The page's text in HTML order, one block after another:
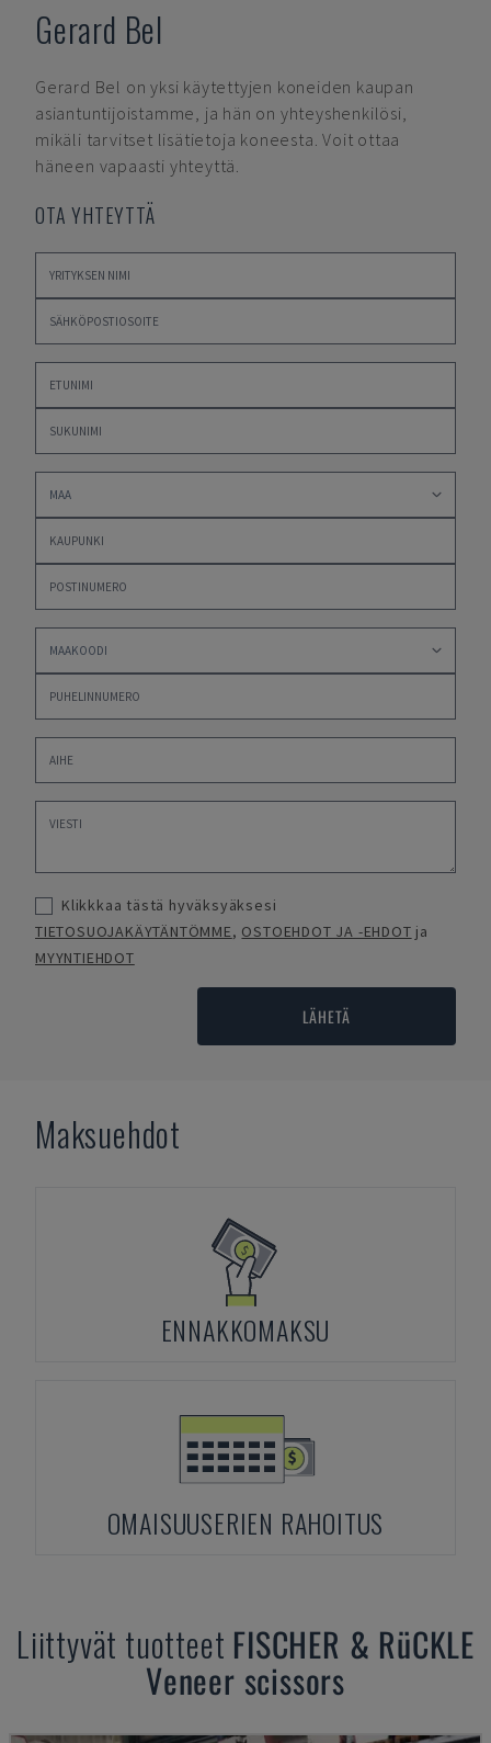
Gerard Bel
Gerard Bel on yksi käytettyjen koneiden kaupan
asiantuntijoistamme, ja hän on yhteyshenkilösi,
mikäli tarvitset lisätietoja koneesta. Voit ottaa
häneen vapaasti yhteyttä.
OTA YHTEYTTÄ
Klikkkaa tästä hyväksyäksesi
TIETOSUOJAKÄYTÄNTÖMME, OSTOEHDOT JA -EHDOT ja
MYYNTIEHDOT
LÄHETÄ
Maksuehdot
ENNAKKOMAKSU
OMAISUUSERIEN RAHOITUS
Liittyvät tuotteet FISCHER & RüCKLE
Veneer scissors